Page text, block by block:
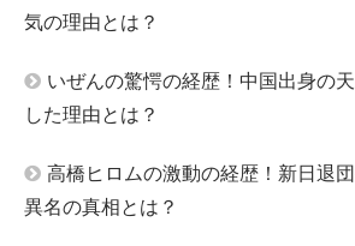
気の理由とは？
いぜんの驚愕の経歴！中国出身の
した理由とは？
高橋ヒロムの激動の経歴！新日退
異名の真相とは？